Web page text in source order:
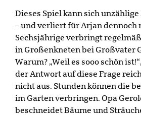
Dieses Spiel kann sich
– und verliert für Arjan dennoch
Sechsjährige verbringt
in Großenkneten bei Großvater
Warum? „Weil es sooo schön
der Antwort auf diese Frage
nicht aus. Stunden können die
im Garten verbringen. Opa
beschneidet Bäume und